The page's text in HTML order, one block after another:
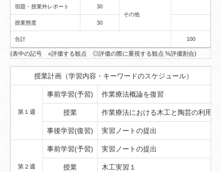
宿題・授業外レポート
30
その他
授業態度
30
合計 100
(表中の記号 ○評価する観点 ◎評価の際に重視する観点 %評価割合)
授業計画（学習内容・キーワードのスケジュール）
第１週
事前学習(予習) 作業療法概論を復習
授業 作業療法における木工と陶芸の利用
事後学習(復習) 実習ノートの提出
第２週
事前学習(予習) 実習ノートの提出
授業 木工実習１